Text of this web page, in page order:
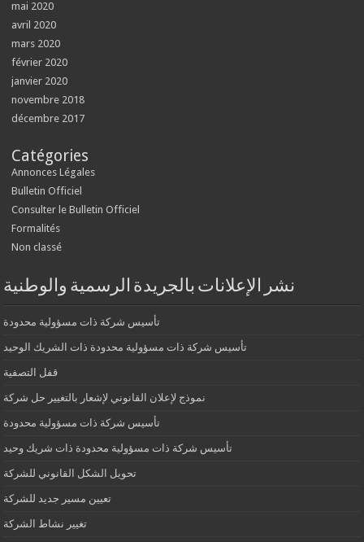
mai 2020
avril 2020
mars 2020
février 2020
janvier 2020
novembre 2018
décembre 2017
Catégories
Annonces Légales
Bulletin Officiel
Consulter le Bulletin Officiel
Formalités
Non classé
نشر الإعلانات بالجريدة الرسمية والوطنية
تأسيس شركة ذات مسؤولية محدودة
تأسيس شركة ذات مسؤولية محدودة ذات الشريك الوحيد
قفل التصفية
نموذج لإعلان القانوني لإشعار بالتغيير حل شركة
تأسيس شركة ذات مسؤولية محدودة
تأسيس شركة ذات مسؤولية محدودة ذات شريك وحيد
تحويل الشكل القانوني للشركة
تعيين مسير جديد للشركة
تغيير نشاط الشركة